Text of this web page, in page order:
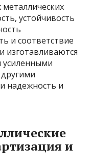
устойчивость
и соответствие
изготавливаются
усиленными
надежность и
и